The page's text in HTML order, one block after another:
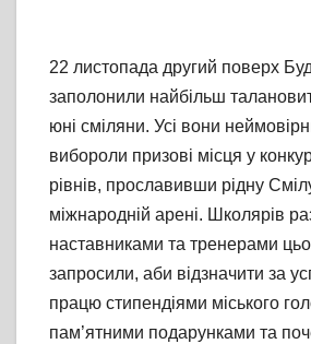
22 листопада другий поверх
заполонили найбільш
юні сміляни. Усі вони
вибороли призові місця у
рівнів, прославивши рідну
міжнародній арені. Школярів
наставниками та тренерами
запросили, аби відзначити за
працю стипендіями міського
пам’ятними подарунками та